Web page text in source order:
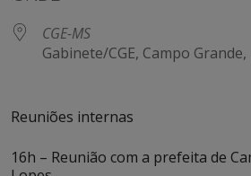
CGE-MS
Gabinete/CGE, Campo
Reuniões internas
16h – Reunião com a prefeita de